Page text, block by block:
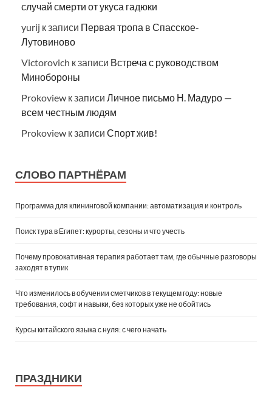
случай смерти от укуса гадюки
yurij к записи Первая тропа в Спасское-
Лутовиново
Victorovich к записи Встреча с руководством
Минобороны
Prokoview к записи Личное письмо Н. Мадуро —
всем честным людям
Prokoview к записи Спорт жив!
СЛОВО ПАРТНЁРАМ
Программа для клининговой компании: автоматизация и контроль
Поиск тура в Египет: курорты, сезоны и что учесть
Почему провокативная терапия работает там, где обычные разговоры
заходят в тупик
Что изменилось в обучении сметчиков в текущем году: новые
требования, софт и навыки, без которых уже не обойтись
Курсы китайского языка с нуля: с чего начать
ПРАЗДНИКИ